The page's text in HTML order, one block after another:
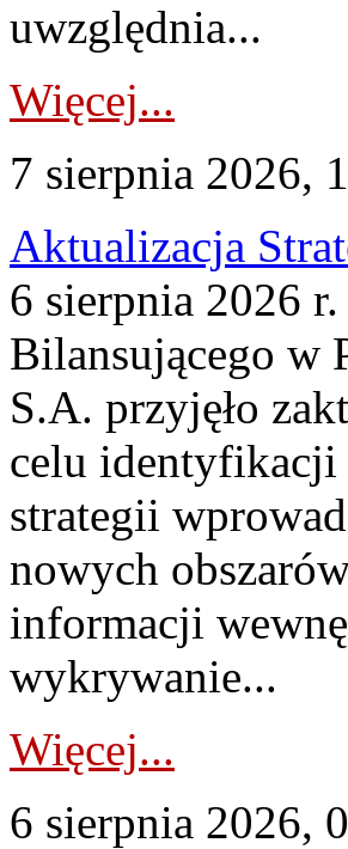
uwzględnia...
Więcej...
7 sierpnia 2026,
Aktualizacja
6 sierpnia 2026
Bilansującego w
S.A. przyjęło
celu identyfikacji
strategii
nowych
informacji
wykrywanie...
Więcej...
6 sierpnia 2026,